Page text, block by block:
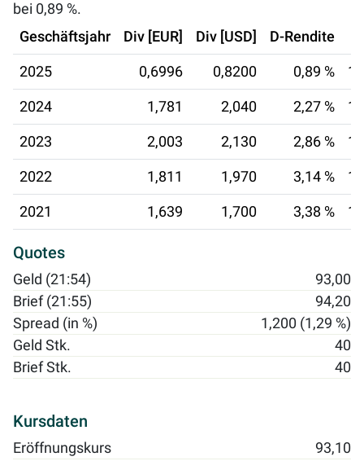
bei 0,89 %.
Geschäftsjahr
Div [EUR] Div [USD] D-Rendite
2025 0,6996 0,8200 0,89 %
2024 1,781 2,040 2,27 %
2023 2,003 2,130 2,86 %
2022 1,811 1,970 3,14 %
2021 1,639 1,700 3,38 %
Quotes
Geld (21:54)
93,00
Brief (21:55)
94,20
Spread (in %)
1,200 (1,29 %)
Geld Stk.
40
Brief Stk.
40
Kursdaten
Eröffnungskurs
93,10